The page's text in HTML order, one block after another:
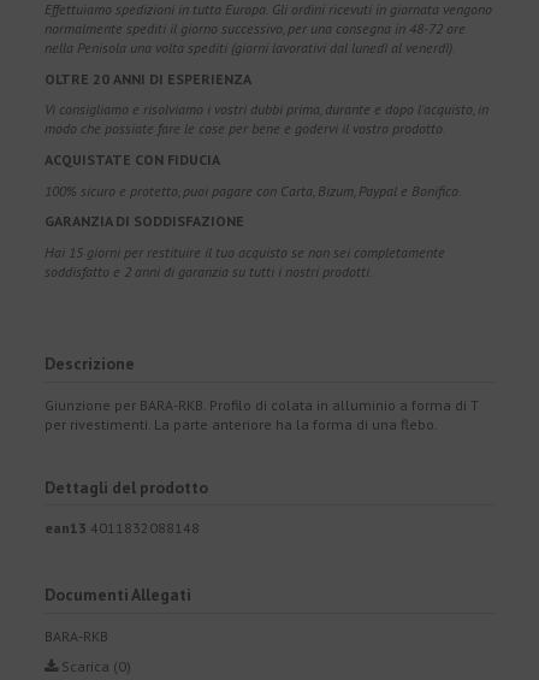
Effettuiamo spedizioni in tutta Europa. Gli ordini ricevuti in giornata vengono
normalmente spediti il giorno successivo, per una consegna in 48-72 ore
nella Penisola una volta spediti (giorni lavorativi dal lunedì al venerdì).
OLTRE 20 ANNI DI ESPERIENZA
Vi consigliamo e risolviamo i vostri dubbi prima, durante e dopo l'acquisto, in
modo che possiate fare le cose per bene e godervi il vostro prodotto.
ACQUISTATE CON FIDUCIA
100% sicuro e protetto, puoi pagare con Carta, Bizum, Paypal e Bonifico.
GARANZIA DI SODDISFAZIONE
Hai 15 giorni per restituire il tuo acquisto se non sei completamente
soddisfatto e 2 anni di garanzia su tutti i nostri prodotti.
Descrizione
Giunzione per BARA-RKB. Profilo di colata in alluminio a forma di T
per rivestimenti. La parte anteriore ha la forma di una flebo.
Dettagli del prodotto
ean13 4011832088148
Documenti Allegati
BARA-RKB
Scarica (0)